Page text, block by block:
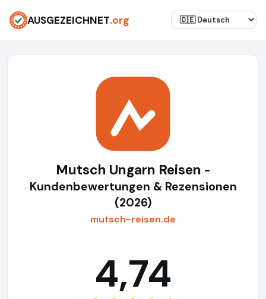
AUSGEZEICHNET.org
Mutsch Ungarn Reisen -
Kundenbewertungen & Rezensionen
(2026)
mutsch-reisen.de
4,74